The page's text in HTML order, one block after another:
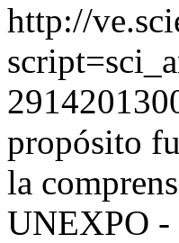
http://
propósito
la
UNEXPO -